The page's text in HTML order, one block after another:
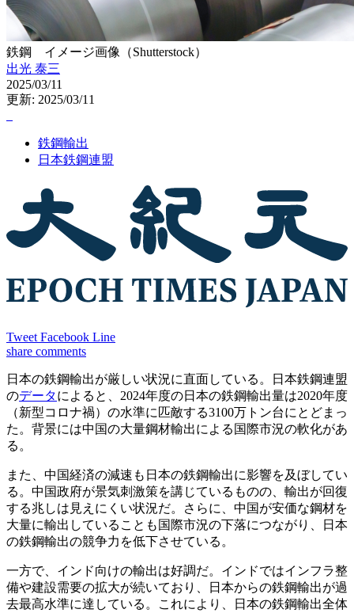
鉄鋼 イメージ画像（Shutterstock）
出光 泰三
2025/03/11
更新: 2025/03/11
鉄鋼輸出
日本鉄鋼連盟
Tweet Facebook Line
share comments
日本の鉄鋼輸出が厳しい状況に直面している。日本鉄鋼連盟
のデータによると、2024年度の日本の鉄鋼輸出量は2020年度
（新型コロナ禍）の水準に匹敵する3100万トン台にとどまっ
た。背景には中国の大量鋼材輸出による国際市況の軟化があ
る。
また、中国経済の減速も日本の鉄鋼輸出に影響を及ぼしてい
る。中国政府が景気刺激策を講じているものの、輸出が回復
する兆しは見えにくい状況だ。さらに、中国が安価な鋼材を
大量に輸出していることも国際市況の下落につながり、日本
の鉄鋼輸出の競争力を低下させている。
一方で、インド向けの輸出は好調だ。インドではインフラ整
備や建設需要の拡大が続いており、日本からの鉄鋼輸出が過
去最高水準に達している。これにより、日本の鉄鋼輸出全体